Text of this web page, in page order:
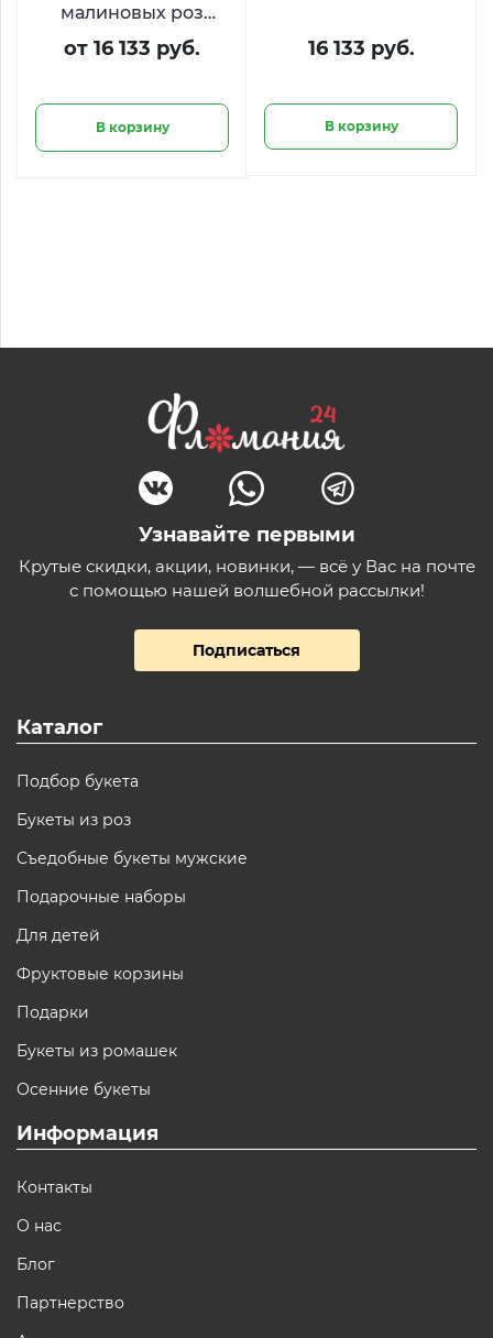
малиновых роз
Маджента
от 16 133 руб.
В корзину
16 133 руб.
В корзину
Узнавайте первыми
Крутые скидки, акции, новинки, — всё у Вас на почте
с помощью нашей волшебной рассылки!
Подписаться
Каталог
Подбор букета
Букеты из роз
Съедобные букеты мужские
Подарочные наборы
Для детей
Фруктовые корзины
Подарки
Букеты из ромашек
Осенние букеты
Информация
Контакты
О нас
Блог
Партнерство